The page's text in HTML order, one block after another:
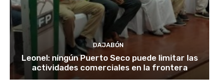
DAJABÓN
Leonel: ningún Puerto Seco puede limitar las
actividades comerciales en la frontera